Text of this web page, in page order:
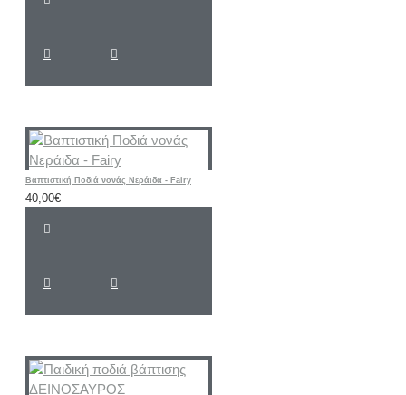
Βαπτιστική Ποδιά νονάς Νεράιδα - Fairy
40,00€